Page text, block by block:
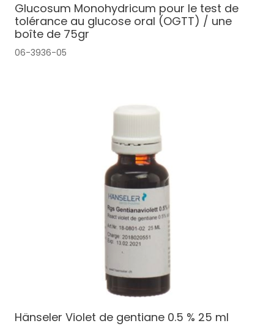
Glucosum Monohydricum pour le test de
tolérance au glucose oral (OGTT) / une
boîte de 75gr
06-3936-05
Hänseler Violet de gentiane 0.5 % 25 ml